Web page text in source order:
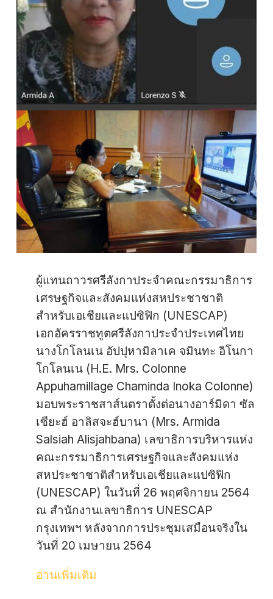
ผู้แทนถาวรศรีลังกาประจำคณะกรรมาธิการ
เศรษฐกิจและสังคมแห่งสหประชาชาติ
สำหรับเอเชียและแปซิฟิก (UNESCAP)
เอกอัครราชทูตศรีลังกาประจำประเทศไทย
นางโกโลนเน อัปปุหามิลาเค จมินทะ อิโนกา
โกโลนเน (H.E. Mrs. Colonne
Appuhamillage Chaminda Inoka Colonne)
มอบพระราชสาส์นตราตั้งต่อนางอาร์มิดา ซัล
เซียะฮ์ อาลิสจะฮ์บานา (Mrs. Armida
Salsiah Alisjahbana) เลขาธิการบริหารแห่ง
คณะกรรมาธิการเศรษฐกิจและสังคมแห่ง
สหประชาชาติสำหรับเอเชียและแปซิฟิก
(UNESCAP) ในวันที่ 26 พฤศจิกายน 2564
ณ สำนักงานเลขาธิการ UNESCAP
กรุงเทพฯ หลังจากการประชุมเสมือนจริงใน
วันที่ 20 เมษายน 2564
อ่านเพิ่มเติม